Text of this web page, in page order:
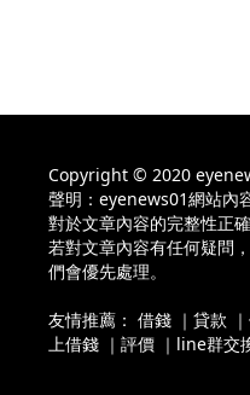
Copyright © 2020
聲明：eyenews01網站內
對於文章內容的完整性正
若對文章內容有任何疑問
們會優先處理。
友情推薦： 借錢 ｜ 貸款 ｜
上借錢 ｜ 評價 ｜ line群交